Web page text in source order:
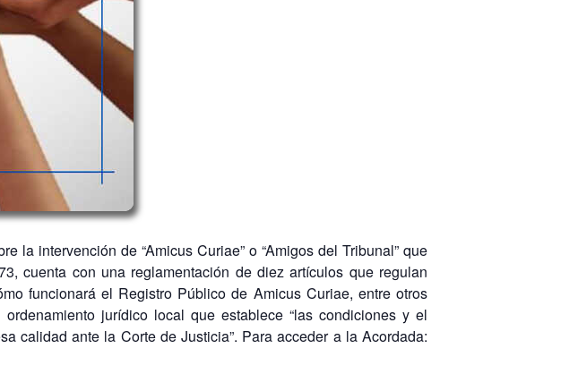
la intervención de “Amicus Curiae” o “Amigos del Tribunal” que
cuenta con una reglamentación de diez artículos que regulan
funcionará el Registro Público de Amicus Curiae, entre otros
jurídico local que establece “las condiciones y el
calidad ante la Corte de Justicia”. Para acceder a la Acordada: